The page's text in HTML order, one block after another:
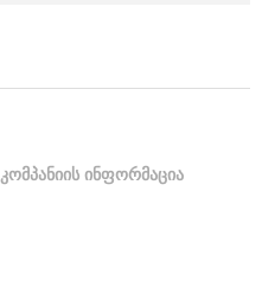
ᲙᲝᲛᲞᲐᲜᲘᲘᲡ ᲘᲜᲤᲝᲠᲛᲐᲪᲘᲐ